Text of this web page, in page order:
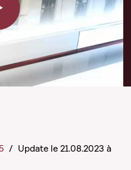
Play
/ Update le 21.08.2023 à